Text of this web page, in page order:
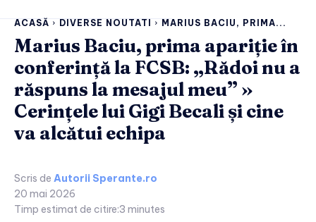
ACASĂ DIVERSE NOUTATI MARIUS BACIU, PRIMA...
Marius Baciu, prima apariție în
conferință la FCSB: „Rădoi nu a
răspuns la mesajul meu” »
Cerințele lui Gigi Becali și cine
va alcătui echipa
Scris de Autorii Sperante.ro
20 mai 2026
Timp estimat de citire:3 minutes